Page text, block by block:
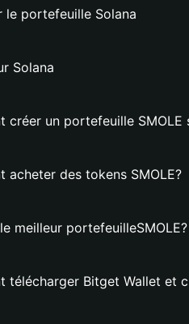
le portefeuille Solana
Solana
créer un portefeuille SMOLE
acheter des tokens SMOLE?
meilleur portefeuilleSMOLE?
télécharger Bitget Wallet et